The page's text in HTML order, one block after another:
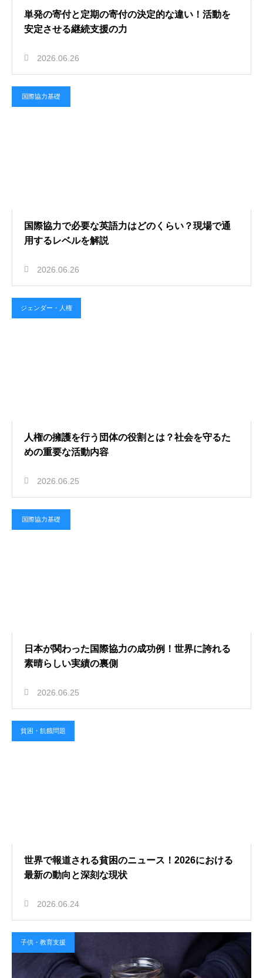
単発の寄付と定期の寄付の決定的な違い！活動を
安定させる継続支援の力
2026.06.26
国際協力基礎
国際協力で必要な英語力はどのくらい？現場で通
用するレベルを解説
2026.06.26
ジェンダー・人権
人権の擁護を行う団体の役割とは？社会を守るた
めの重要な活動内容
2026.06.25
国際協力基礎
日本が関わった国際協力の成功例！世界に誇れる
素晴らしい実績の裏側
2026.06.25
貧困・飢餓問題
世界で報道される貧困のニュース！2026における
最新の動向と深刻な現状
2026.06.24
子供・教育支援